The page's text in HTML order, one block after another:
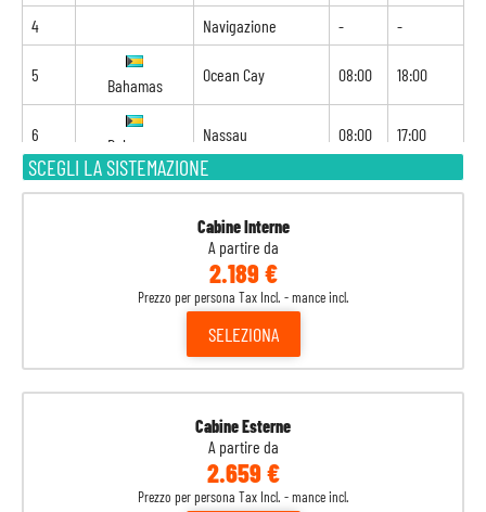
SCEGLI LA SISTEMAZIONE
Cabine Interne
A partire da
2.189 €
Prezzo per persona Tax Incl. - mance incl.
SELEZIONA
Cabine Esterne
A partire da
2.659 €
Prezzo per persona Tax Incl. - mance incl.
4 Navigazione - -
5
Bahamas
Ocean Cay 08:00 18:00
6
Bahamas
Nassau 08:00 17:00
7 Miami 07:00 17:00
Navigazione
Navigazione
Philipsburg
Navigazione
Navigazione
Navigazione -